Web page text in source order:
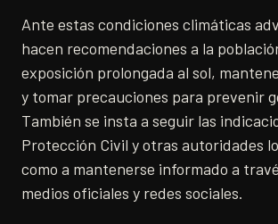
Ante estas condiciones climáticas
hacen recomendaciones a la
exposición prolongada al sol,
y tomar precauciones para prevenir
También se insta a seguir las
Protección Civil y otras autoridades
como a mantenerse informado a
medios oficiales y redes sociales.